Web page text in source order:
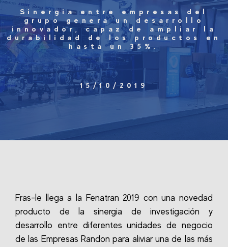
Sinergia entre empresas del
grupo genera un desarrollo
innovador, capaz de ampliar la
durabilidad de los productos en
hasta un 35%.
15/10/2019
Fras-le llega a la Fenatran 2019 con una novedad
producto de la sinergia de investigación y
desarrollo entre diferentes unidades de negocio
de las Empresas Randon para aliviar una de las más